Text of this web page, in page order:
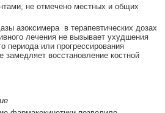
не отмечено местных и общих
азоксимера в терапевтических дозах
лечения не вызывает ухудшения
периода или прогрессирования
замедляет восстановление костной